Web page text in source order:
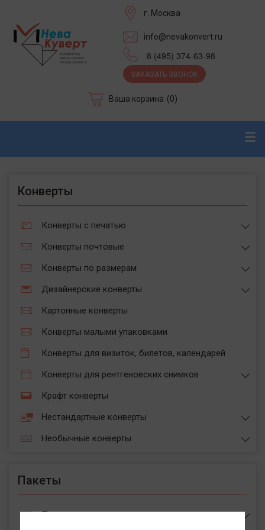
г. Москва
info@nevakonvert.ru
8 (495) 374-63-98
ЗАКАЗАТЬ ЗВОНОК
Ваша корзина (0)
☰
Конверты
Конверты с печатью
Конверты почтовые
Конверты по размерам
Дизайнерские конверты
Картонные конверты
Конверты малыми упаковками
Конверты для визиток, билетов, календарей
Конверты для рентгеновских снимков
Крафт конверты
Нестандартные конверты
Необычные конверты
Пакеты
Пакеты